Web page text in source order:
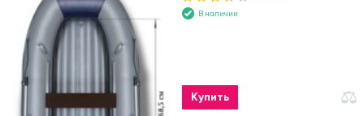
В наличии
Купить